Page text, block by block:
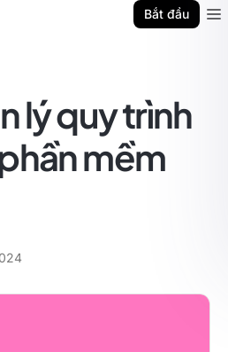
Bắt đầu
lý quy trình
mềm